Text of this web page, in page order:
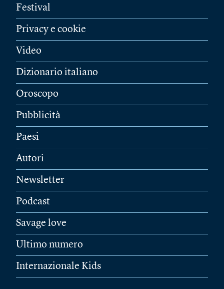
Festival
Privacy e cookie
Video
Dizionario italiano
Oroscopo
Pubblicità
Paesi
Autori
Newsletter
Podcast
Savage love
Ultimo numero
Internazionale Kids